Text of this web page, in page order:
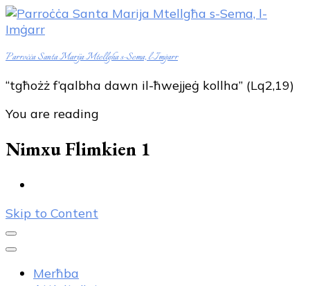
Parroċċa Santa Marija Mtellgħa s-Sema, l-Imġarr
“tgħożż f’qalbha dawn il-ħwejjeġ kollha” (Lq2,19)
You are reading
Nimxu Flimkien 1
Skip to Content
Merħba